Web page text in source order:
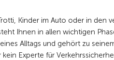
Kinder im Auto oder in
Ihnen in allen wichtigen
Alltags und gehört zu
Experte für